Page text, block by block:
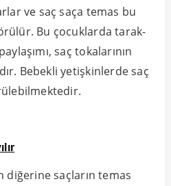
ve saç saça temas bu
Bu çocuklarda tarak-
saç tokalarının
Bebekli yetişkinlerde saç
saçların temas